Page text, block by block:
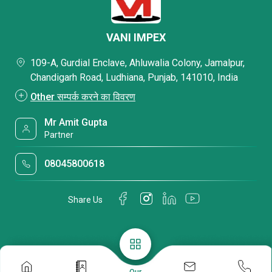
VANI IMPEX
109-A, Gurdial Enclave, Ahluwalia Colony, Jamalpur,
Chandigarh Road, Ludhiana, Punjab, 141010, India
Other सम्पर्क करने का विवरण
Mr Amit Gupta
Partner
08045800618
Share Us